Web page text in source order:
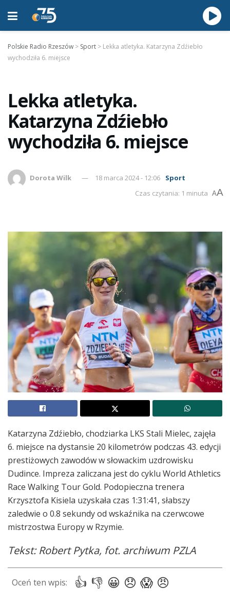
Polskie Radio Rzeszów > Sport > Lekka atletyka. Katarzyna Zdźiebło
wychodziła 6. miejsce
Lekka atletyka.
Katarzyna Zdźiebło
wychodziła 6. miejsce
Dorota Wilk 18 marca 2024 - 12:06
Sport
Czas czytania: 1 minuta AA
Katarzyna Zdźiebło, chodziarka LKS Stali Mielec, zajęła
6. miejsce na dystansie 20 kilometrów podczas 43. edycji
prestiżowych zawodów w słowackim uzdrowisku
Dudince. Impreza zaliczana jest do cyklu World Athletics
Race Walking Tour Gold. Podopieczna trenera
Krzysztofa Kisiela uzyskała czas 1:31:41, słabszy
zaledwie o 0.8 sekundy od wskaźnika na czerwcowe
mistrzostwa Europy w Rzymie.
Tekst: Robert Pytka, fot. archiwum PZLA